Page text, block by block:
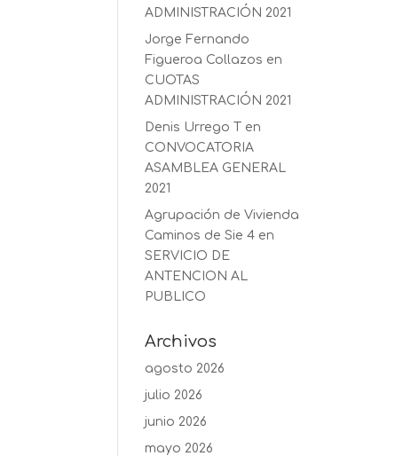
ADMINISTRACIÓN 2021
Jorge Fernando
Figueroa Collazos en
CUOTAS
ADMINISTRACIÓN 2021
Denis Urrego T
en
CONVOCATORIA
ASAMBLEA GENERAL
2021
Agrupación de Vivienda
Caminos de Sie 4 en
SERVICIO DE
ANTENCION AL
PUBLICO
Archivos
agosto 2026
julio 2026
junio 2026
mayo 2026